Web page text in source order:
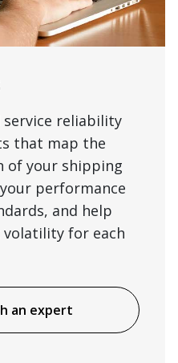
service reliability
that map the
of your shipping
performance
and help
for each
an expert